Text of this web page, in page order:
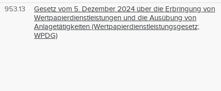
953.13
Gesetz vom 5. Dezember 2024 über die Erbringung von
Wertpapierdienstleistungen und die Ausübung von
Anlagetätigkeiten (Wertpapierdienstleistungsgesetz;
WPDG)